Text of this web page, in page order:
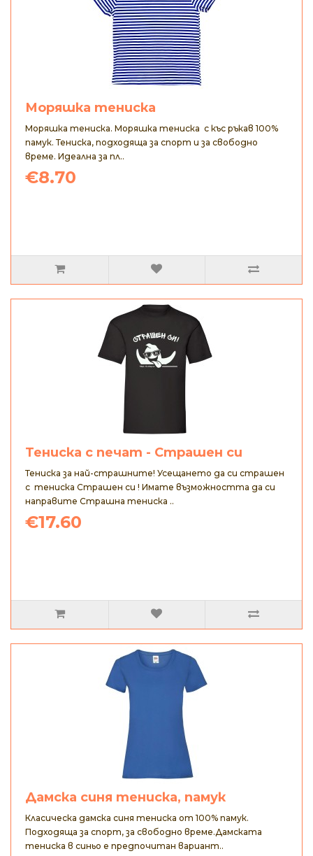
Моряшка тениска
Моряшка тениска. Моряшка тениска с къс ръкав 100%
памук. Тениска, подходяща за спорт и за свободно
време. Идеална за пл..
€8.70
Тениска с печат - Страшен си
Тениска за най-страшните! Усещането да си страшен
с тениска Страшен си ! Имате възможността да си
направите Страшна тениска ..
€17.60
Дамска синя тениска, памук
Класическа дамска синя тениска от 100% памук.
Подходяща за спорт, за свободно време.Дамската
тениска в синьо е предпочитан вариант..